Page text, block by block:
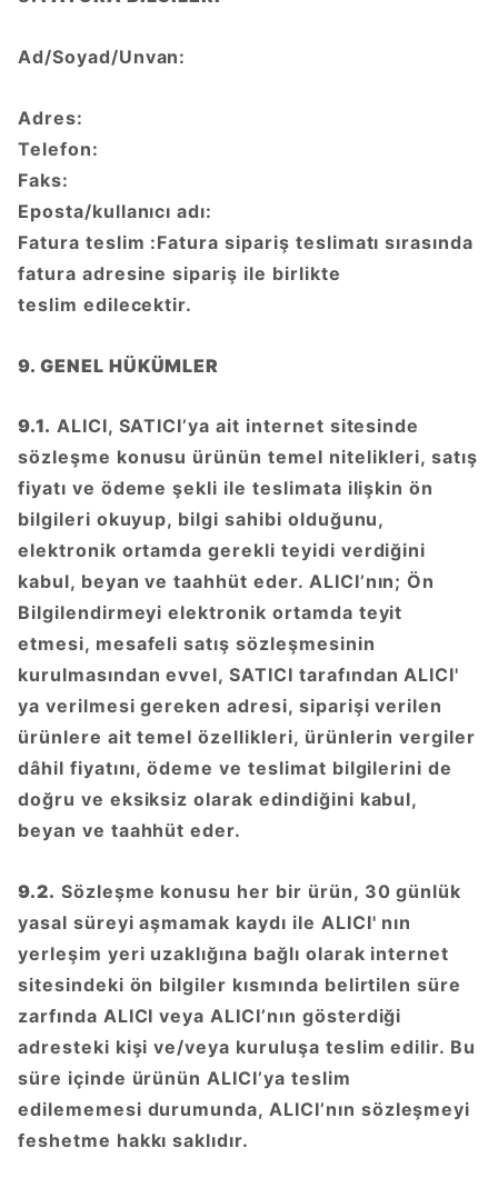
Ad/Soyad/Unvan:
Adres:
Telefon:
Faks:
Eposta/kullanıcı adı:
Fatura teslim :Fatura sipariş teslimatı sırasında
fatura adresine sipariş ile birlikte
teslim edilecektir.
9. GENEL HÜKÜMLER
9.1. ALICI, SATICI’ya ait internet sitesinde
sözleşme konusu ürünün temel nitelikleri, satış
fiyatı ve ödeme şekli ile teslimata ilişkin ön
bilgileri okuyup, bilgi sahibi olduğunu,
elektronik ortamda gerekli teyidi verdiğini
kabul, beyan ve taahhüt eder. ALICI’nın; Ön
Bilgilendirmeyi elektronik ortamda teyit
etmesi, mesafeli satış sözleşmesinin
kurulmasından evvel, SATICI tarafından ALICI'
ya verilmesi gereken adresi, siparişi verilen
ürünlere ait temel özellikleri, ürünlerin vergiler
dâhil fiyatını, ödeme ve teslimat bilgilerini de
doğru ve eksiksiz olarak edindiğini kabul,
beyan ve taahhüt eder.
9.2. Sözleşme konusu her bir ürün, 30 günlük
yasal süreyi aşmamak kaydı ile ALICI' nın
yerleşim yeri uzaklığına bağlı olarak internet
sitesindeki ön bilgiler kısmında belirtilen süre
zarfında ALICI veya ALICI’nın gösterdiği
adresteki kişi ve/veya kuruluşa teslim edilir. Bu
süre içinde ürünün ALICI’ya teslim
edilememesi durumunda, ALICI’nın sözleşmeyi
feshetme hakkı saklıdır.